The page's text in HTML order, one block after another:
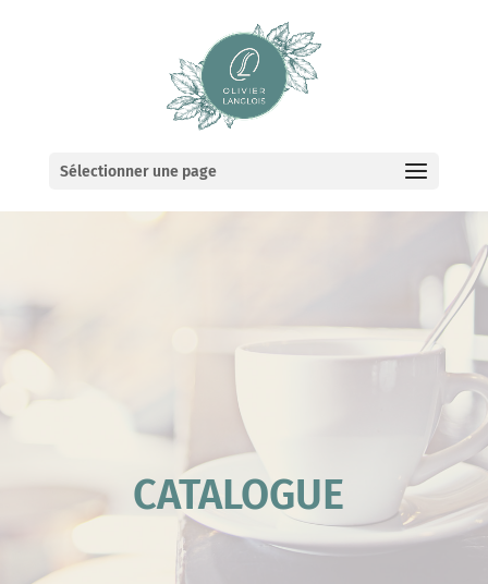
Sélectionner une page
CATALOGUE